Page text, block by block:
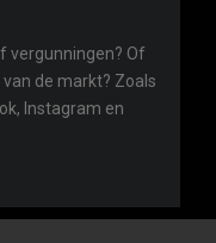
vergunningen? Of
de markt? Zoals
Instagram en